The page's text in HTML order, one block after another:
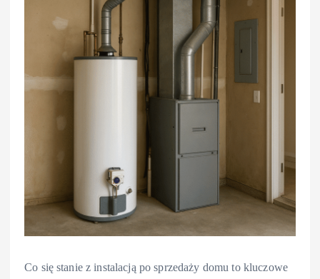
Co się stanie z instalacją po sprzedaży domu to kluczowe